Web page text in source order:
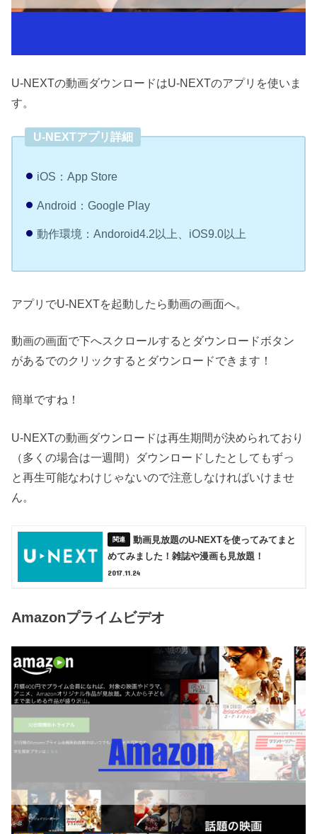
U-NEXTの動画ダウンロードはU-NEXTのアプリを使いま
す。
U-NEXTアプリ詳細
iOS：App Store
Android：Google Play
動作環境：Andoroid4.2以上、iOS9.0以上
アプリでU-NEXTを起動したら動画の画面へ。
動画の画面で下へスクロールするとダウンロードボタン
があるでのクリックするとダウンロードできます！
簡単ですね！
U-NEXTの動画ダウンロードは再生期間が決められており
（多くの場合は一週間）ダウンロードしたとしてもずっ
と再生可能なわけじゃないので注意しなければいけませ
ん。
動画見放題のU-NEXTを使ってみてまと
めてみました！雑誌や漫画も見放題！
2017.11.24
Amazonプライムビデオ